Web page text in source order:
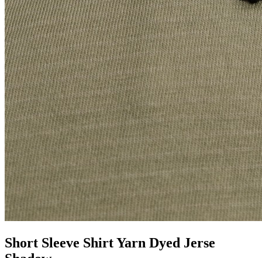
Short Sleeve Shirt Yarn Dyed Jerse